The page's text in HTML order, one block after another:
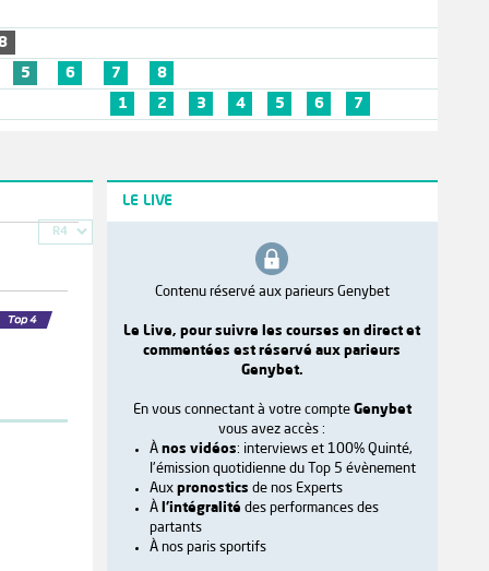
5 6 7
8
1
2 3 4 5 6 7
R4
LE LIVE
Contenu réservé aux parieurs Genybet
Le Live, pour suivre les courses en direct et
commentées est réservé aux parieurs
Genybet.
En vous connectant à votre compte Genybet
vous avez accès :
À nos vidéos: interviews et 100% Quinté,
l'émission quotidienne du Top 5 évènement
Aux pronostics de nos Experts
À l'intégralité des performances des
partants
À nos paris sportifs